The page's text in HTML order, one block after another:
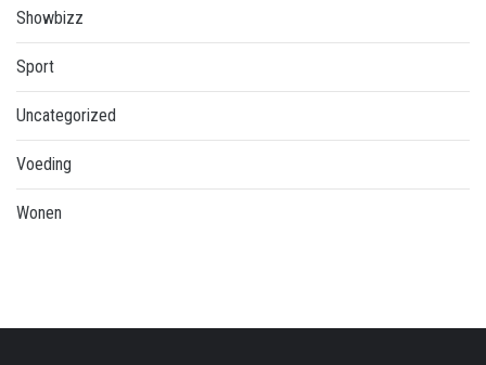
Showbizz
Sport
Uncategorized
Voeding
Wonen